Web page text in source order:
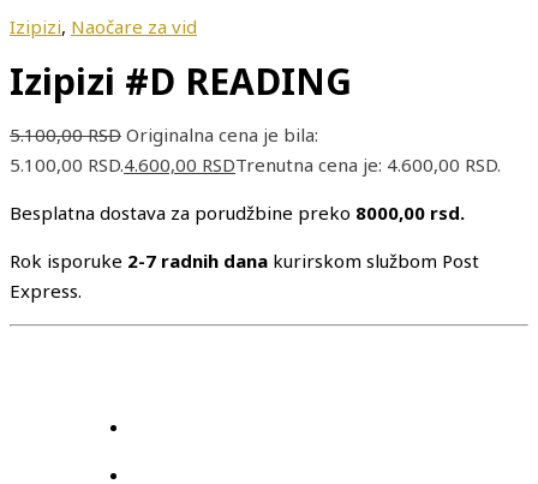
Izipizi, Naočare za vid
Izipizi #D READING
5.100,00RSD Originalna cena je bila:
5.100,00 RSD.4.600,00 RSDTrenutna cena je: 4.600,00 RSD.
Besplatna dostava za porudžbine preko 8000,00 rsd.
Rok isporuke 2-7 radnih dana kurirskom službom Post
Express.